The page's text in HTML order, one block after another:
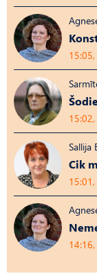
Sallija
Cik